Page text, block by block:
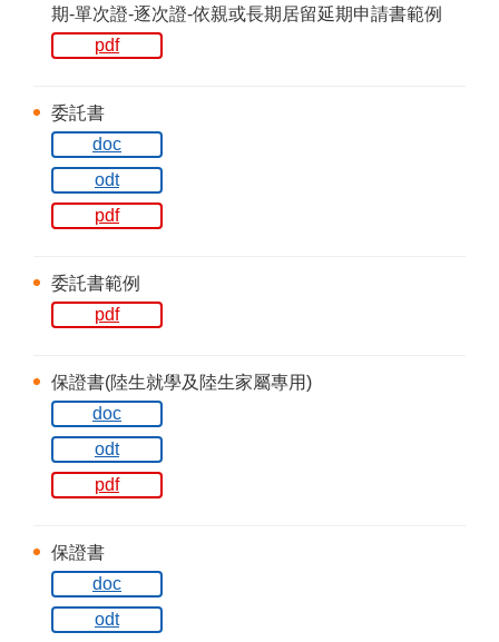
期-單次證-逐次證-依親或長期居留延期申請書範例
pdf
委託書
doc
odt
pdf
委託書範例
pdf
保證書(陸生就學及陸生家屬專用)
doc
odt
pdf
保證書
doc
odt